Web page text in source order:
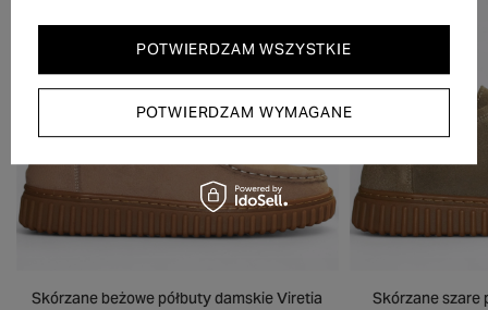
Skórzane beżowe półbuty damskie Viretia
Skórzane szare
POTWIERDZAM WYMAGANE
POTWIERDZAM WSZYSTKIE